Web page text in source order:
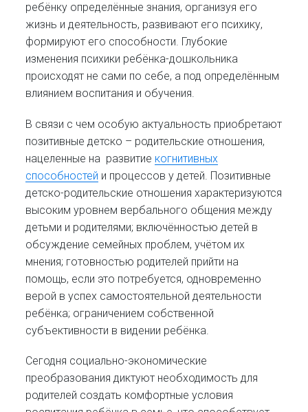
ребёнку определённые знания, организуя его
жизнь и деятельность, развивают его психику,
формируют его способности. Глубокие
изменения психики ребёнка-дошкольника
происходят не сами по себе, а под определённым
влиянием воспитания и обучения.
В связи с чем особую актуальность приобретают
позитивные детско – родительские отношения,
нацеленные на развитие когнитивных
способностей и процессов у детей. Позитивные
детско-родительские отношения характеризуются
высоким уровнем вербального общения между
детьми и родителями; включённостью детей в
обсуждение семейных проблем, учётом их
мнения; готовностью родителей прийти на
помощь, если это потребуется, одновременно
верой в успех самостоятельной деятельности
ребёнка; ограничением собственной
субъективности в видении ребёнка.
Сегодня социально-экономические
преобразования диктуют необходимость для
родителей создать комфортные условия